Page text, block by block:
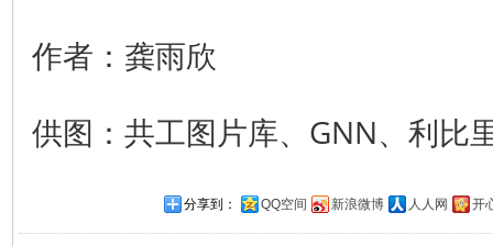
作者：龚雨欣
供图：共工图片库、GNN、利比
分享到： QQ空间 新浪微博 人人网 开